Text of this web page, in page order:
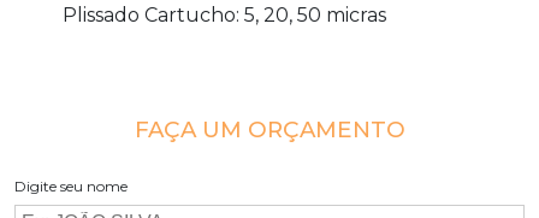
Plissado Cartucho: 5, 20, 50 micras
FAÇA UM ORÇAMENTO
Digite seu nome